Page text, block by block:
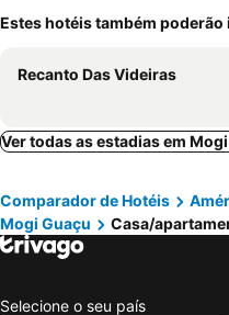
Estes hotéis também
Recanto Das Videiras
Ver todas as estadias em
Comparador de Hotéis
Mogi Guaçu
Casa/
Selecione o seu país